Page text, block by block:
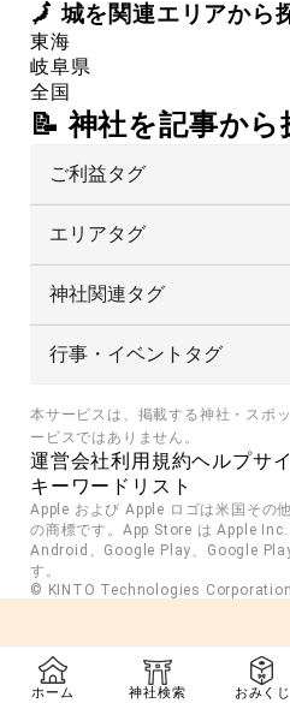
🗾城を関連エリアから
東海
岐阜県
全国
📝 神社を記事から
ご利益タグ
エリアタグ
神社関連タグ
行事・イベントタグ
本サービスは、掲載する神社・スポ
ービスではありません。
運営会社利用規約ヘルプサ
キーワードリスト
Apple および Apple ロゴは米国その
の商標です。App Store は Apple Inc.
Android、Google Play、Google
す。
© KINTO Technologies
ホーム 神社検索 おみくじ